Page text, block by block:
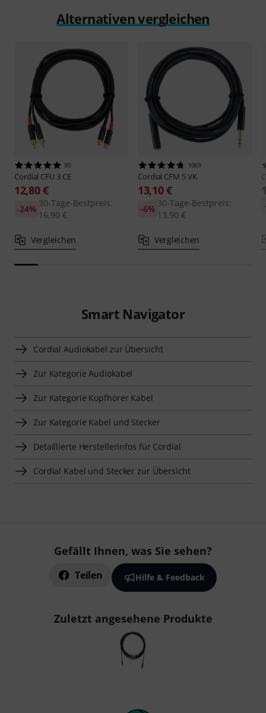
Alternativen vergleichen
80
Cordial CFU 3 CE
12,80 €
30-Tage-Bestpreis:
16,90 €
-24%
Vergleichen
1069
Cordial CFM 5 VK
13,10 €
30-Tage-Bestpreis:
13,90 €
-6%
Vergleichen
Smart Navigator
Cordial Audiokabel zur Übersicht
Zur Kategorie Audiokabel
Zur Kategorie Kopfhörer Kabel
Zur Kategorie Kabel und Stecker
Detaillierte Herstellerinfos für Cordial
Cordial Kabel und Stecker zur Übersicht
Gefällt Ihnen, was Sie sehen?
Teilen Hilfe & Feedback
Zuletzt angesehene Produkte